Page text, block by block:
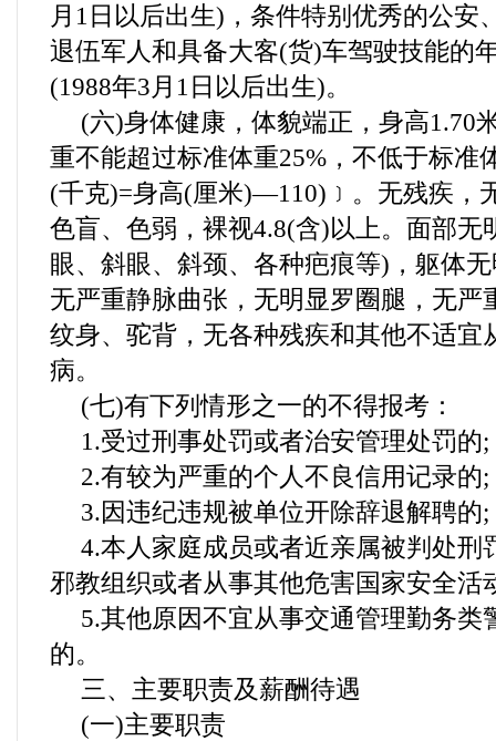
月1日以后出生)，条件特别优秀的公安
退伍军人和具备大客(货)车驾驶技能的
(1988年3月1日以后出生)。
(六)身体健康，体貌端正，身高1.70
重不能超过标准体重25%，不低于标准
(千克)=身高(厘米)—110)﹞。无残疾，
色盲、色弱，裸视4.8(含)以上。面部无
眼、斜眼、斜颈、各种疤痕等)，躯体
无严重静脉曲张，无明显罗圈腿，无严
纹身、驼背，无各种残疾和其他不适宜
病。
(七)有下列情形之一的不得报考：
1.受过刑事处罚或者治安管理处罚的;
2.有较为严重的个人不良信用记录的;
3.因违纪违规被单位开除辞退解聘的;
4.本人家庭成员或者近亲属被判处刑
邪教组织或者从事其他危害国家安全活
5.其他原因不宜从事交通管理勤务类
的。
三、主要职责及薪酬待遇
(一)主要职责